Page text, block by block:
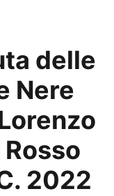
delle
Nere
2022